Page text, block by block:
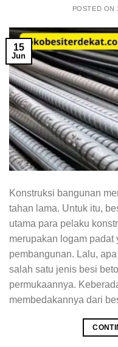
POSTED ON
15
Jun
Konstruksi bangunan
tahan lama. Untuk itu,
utama para pelaku
merupakan logam
pembangunan. Lalu,
salah satu jenis besi
permukaannya.
membedakannya dari